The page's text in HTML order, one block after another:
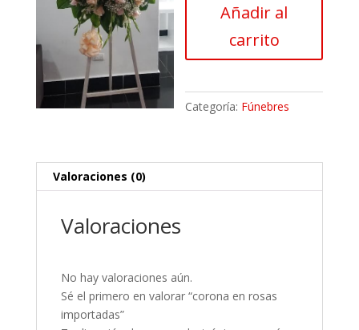
importadasAñadir al
carrito
Categoría: Fúnebres
Valoraciones (0)
Valoraciones
No hay valoraciones aún.
Sé el primero en valorar “corona en rosas
importadas”